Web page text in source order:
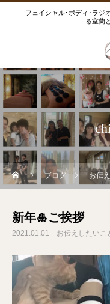
フェイシャル･ボディ･ラジ
る室蘭
ブログ お伝
新年🎍ご挨拶
2021.01.01 お伝えしたいこ